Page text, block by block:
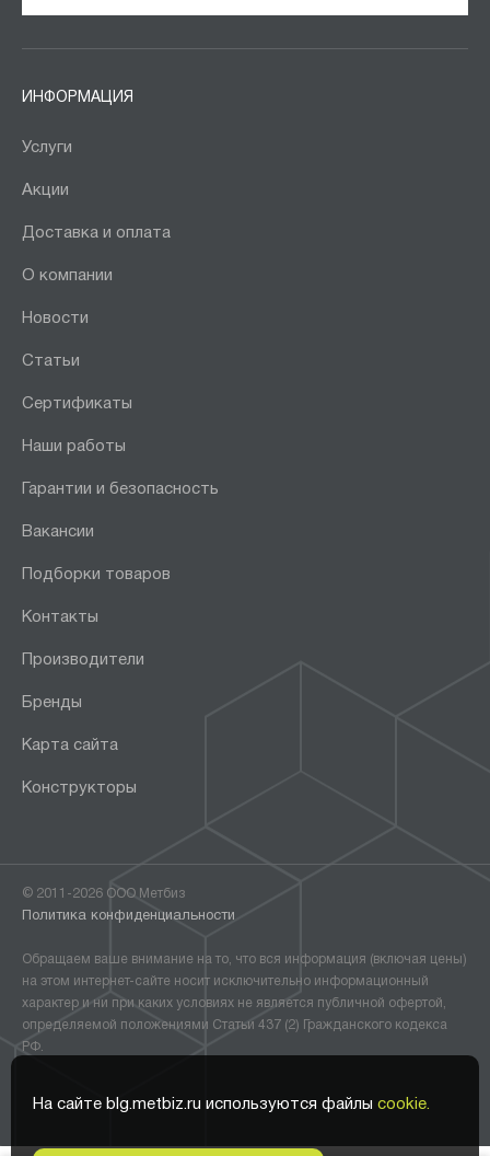
На сайте blg.metbiz.ru используются файлы cookie.
ИНФОРМАЦИЯ
Услуги
Акции
Доставка и оплата
О компании
Новости
Статьи
Сертификаты
Наши работы
Гарантии и безопасность
Вакансии
Подборки товаров
Контакты
Производители
Бренды
Карта сайта
Конструкторы
© 2011-2026 ООО Метбиз
Политика конфиденциальности
Обращаем ваше внимание на то, что вся информация (включая цены)
на этом интернет-сайте носит исключительно информационный
характер и ни при каких условиях не является публичной офертой,
определяемой положениями Статьи 437 (2) Гражданского кодекса
РФ.